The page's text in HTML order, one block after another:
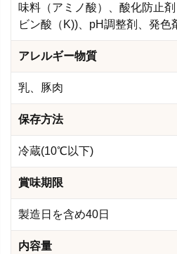
味料（アミノ酸）、酸化防止
ビン酸（K))、pH調整剤、発色
アレルギー物質
乳、豚肉
保存方法
冷蔵(10℃以下)
賞味期限
製造日を含め40日
内容量